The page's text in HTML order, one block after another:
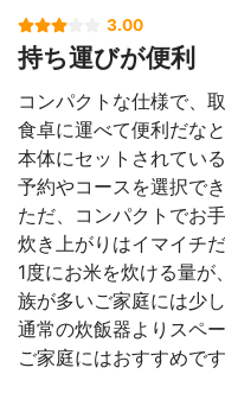
3.00
持ち運びが便利
コンパクトな仕様で、
食卓に運べて便利だな
本体にセットされてい
予約やコースを選択で
ただ、コンパクトでお
炊き上がりはイマイチ
1度にお米を炊ける量
族が多いご家庭には少
通常の炊飯器よりスペ
ご家庭にはおすすめで